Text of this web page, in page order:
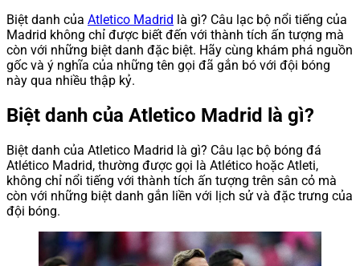
Biệt danh của Atletico Madrid là gì? Câu lạc bộ nổi tiếng của
Madrid không chỉ được biết đến với thành tích ấn tượng mà
còn với những biệt danh đặc biệt. Hãy cùng khám phá nguồn
gốc và ý nghĩa của những tên gọi đã gắn bó với đội bóng
này qua nhiều thập kỷ.
Biệt danh của Atletico Madrid là gì?
Biệt danh của Atletico Madrid là gì? Câu lạc bộ bóng đá
Atlético Madrid, thường được gọi là Atlético hoặc Atleti,
không chỉ nổi tiếng với thành tích ấn tượng trên sân cỏ mà
còn với những biệt danh gắn liền với lịch sử và đặc trưng của
đội bóng.